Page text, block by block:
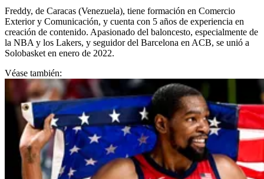
Freddy, de Caracas (Venezuela), tiene formación en Comercio
Exterior y Comunicación, y cuenta con 5 años de experiencia en
creación de contenido. Apasionado del baloncesto, especialmente de
la NBA y los Lakers, y seguidor del Barcelona en ACB, se unió a
Solobasket en enero de 2022.
Véase también: